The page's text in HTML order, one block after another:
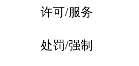
许可/服务
处罚/强制